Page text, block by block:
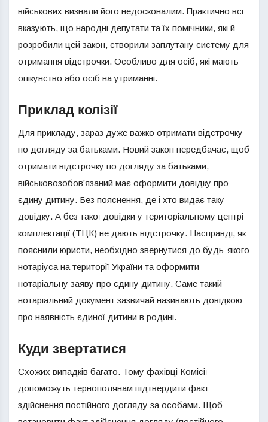
військових визнали його недосконалим. Практично всі
вказують, що народні депутати та їх помічники, які й
розробили цей закон, створили заплутану систему для
отримання відстрочки. Особливо для осіб, які мають
опікунство або осіб на утриманні.
Приклад колізії
Для прикладу, зараз дуже важко отримати відстрочку
по догляду за батьками. Новий закон передбачає, щоб
отримати відстрочку по догляду за батьками,
військовозобов’язаний має оформити довідку про
єдину дитину. Без пояснення, де і хто видає таку
довідку. А без такої довідки у територіальному центрі
комплектації (ТЦК) не дають відстрочку. Насправді, як
пояснили юристи, необхідно звернутися до будь-якого
нотаріуса на території України та оформити
нотаріальну заяву про єдину дитину. Саме такий
нотаріальний документ зазвичай називають довідкою
про наявність єдиної дитини в родині.
Куди звертатися
Схожих випадків багато. Тому фахівці Комісії
допоможуть тернополянам підтвердити факт
здійснення постійного догляду за особами. Щоб